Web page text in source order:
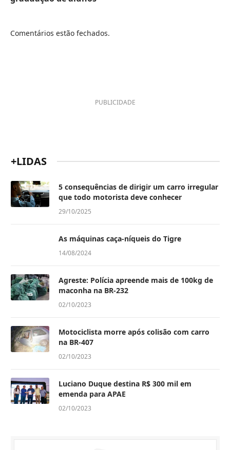
Comentários estão fechados.
PUBLICIDADE
+LIDAS
5 consequências de dirigir um carro irregular
que todo motorista deve conhecer
29/10/2025
As máquinas caça-níqueis do Tigre
14/08/2024
Agreste: Polícia apreende mais de 100kg de
maconha na BR-232
02/10/2023
Motociclista morre após colisão com carro
na BR-407
02/10/2023
Luciano Duque destina R$ 300 mil em
emenda para APAE
02/10/2023